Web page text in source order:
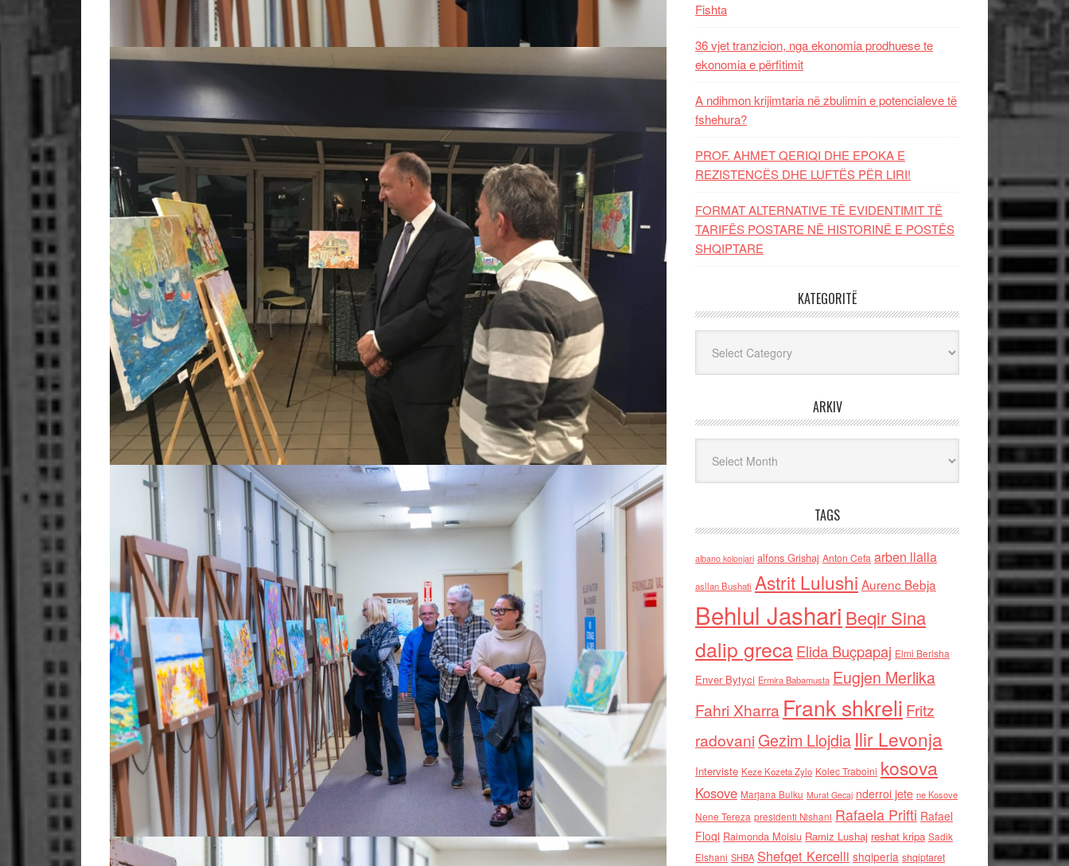
Fishta
36 vjet tranzicion, nga ekonomia prodhuese te
ekonomia e përfitimit
A ndihmon krijimtaria në zbulimin e potencialeve të
fshehura?
PROF. AHMET QERIQI DHE EPOKA E
REZISTENCЁS DHE LUFTЁS PЁR LIRI!
FORMAT ALTERNATIVE TË EVIDENTIMIT TË
TARIFËS POSTARE NË HISTORINË E POSTËS
SHQIPTARE
KATEGORITË
ARKIV
TAGS
albano kolonjari alfons Grishaj Anton Cefa arben llalla
asllan Bushati Astrit Lulushi Aurenc Bebja
Behlul Jashari Beqir Sina
dalip grecaElida Buçpapaj Elmi Berisha
Enver Bytyci Ermira Babamusta Eugjen Merlika
Fahri Xharra Frank shkreli Fritz
radovaniGezim Llojdia Ilir Levonja
Interviste Keze Kozeta Zylo Kolec Traboini kosova
Kosove Marjana Bulku Murat Gecaj nderroi jete ne Kosove
Nene Tereza presidenti Nishani Rafaela Prifti Rafael
Floqi Raimonda Moisiu Ramiz Lushaj reshat kripa Sadik
Elshani SHBA Shefqet Kercelli shqiperia shqiptaret